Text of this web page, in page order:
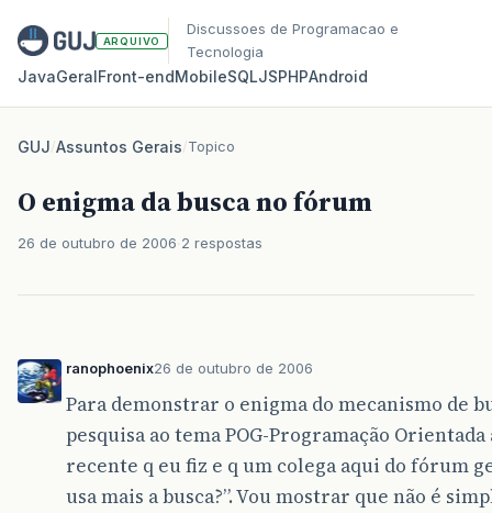
ARQUIVO
Discussoes de Programacao e
Tecnologia
JavaGeralFront‑endMobileSQLJSPHPAndroid
GUJ/Assuntos Gerais/Topico
O enigma da busca no fórum
26 de outubro de 2006 2 respostas
ranophoenix26 de outubro de 2006
Para demonstrar o enigma do mecanismo de
pesquisa ao tema POG-Programação
recente q eu fiz e q um colega aqui do fórum
usa mais a busca?”. Vou mostrar que não é